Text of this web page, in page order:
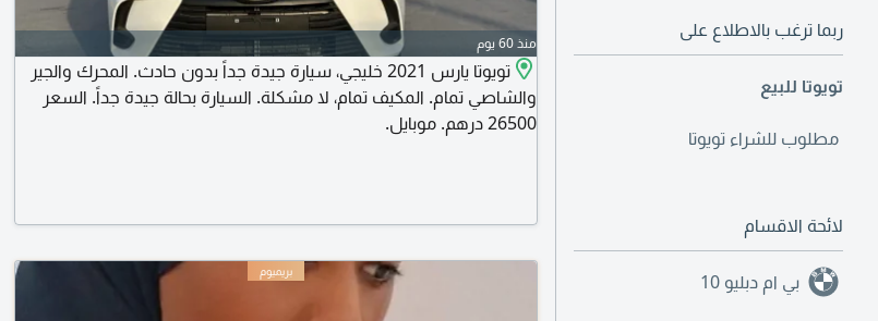
ربما ترغب بالاطلاع على
تويوتا للبيع
مطلوب للشراء تويوتا
لائحة الاقسام
بي ام دبليو 10
منذ 60 يوم
تويوتا يارس 2021 خليجي، سيارة جيدة جداً بدون حادث. المحرك والجير
والشاصي تمام. المكيف تمام، لا مشكلة. السيارة بحالة جيدة جداً. السعر
26500 درهم. موبايل.